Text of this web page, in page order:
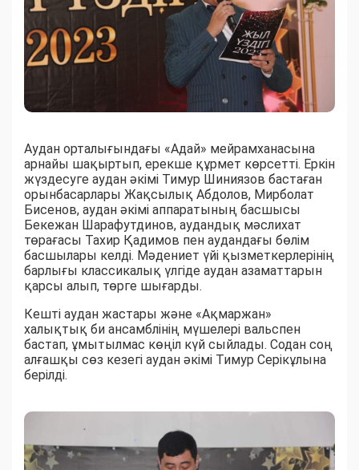
Аудан орталығындағы «Адай» мейрамханасына
арнайы шақыртып, ерекше құрмет көрсетті. Еркін
жүздесуге аудан әкімі Тимур Шиниязов бастаған
орынбасарлары Жақсылық Абдолов, Мирболат
Бисенов, аудан әкімі аппаратының басшысы
Бекежан Шарафутдинов, аудандық мәслихат
төрағасы Тахир Қадимов пен аудандағы бөлім
басшылары келді. Мәдениет үйі қызметкерлерінің
барлығы классикалық үлгіде аудан азаматтарын
қарсы алып, төрге шығарды.
Кешті аудан жастары және «Ақмаржан»
халықтық би ансамблінің мүшелері вальспен
бастап, ұмытылмас көңіл күй сыйлады. Содан соң
алғашқы сөз кезегі аудан әкімі Тимур Серікұлына
берілді.